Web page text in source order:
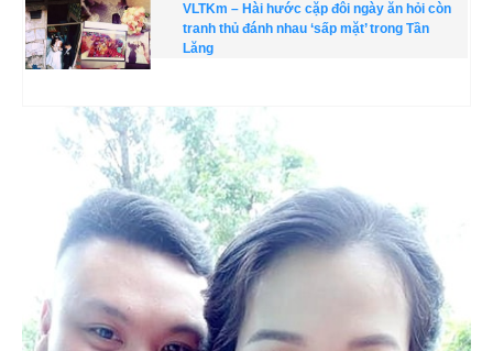
VLTKm – Hài hước cặp đôi ngày ăn hỏi còn
tranh thủ đánh nhau ‘sấp mặt’ trong Tần
Lăng